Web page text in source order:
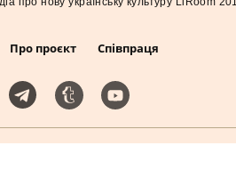
Про проєкт Співпраця